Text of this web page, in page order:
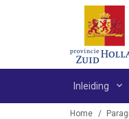
Ga naar de inhoud van
Inleiding
Home